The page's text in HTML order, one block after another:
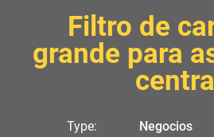
Filtro de
grande para
central
Type: Negocios